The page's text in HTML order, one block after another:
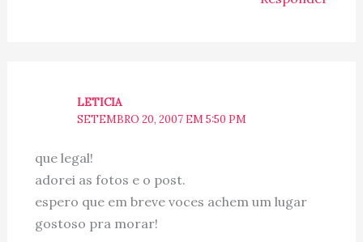
LETICIA
SETEMBRO 20, 2007 EM 5:50 PM
que legal!
adorei as fotos e o post.
espero que em breve voces achem um lugar
gostoso pra morar!